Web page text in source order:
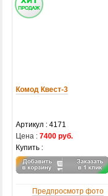
Комод Квест-3
Артикул : 4171
Цена : 7400 руб.
Купить :
Предпросмотр фото